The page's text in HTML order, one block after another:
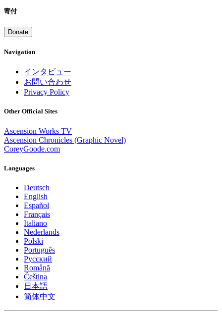
寄付
Donate
Navigation
インタビュー
お問い合わせ
Privacy Policy
Other Official Sites
Ascension Works TV
Ascension Chronicles (Graphic Novel)
CoreyGoode.com
Languages
Deutsch
English
Español
Français
Italiano
Nederlands
Polski
Português
Pусский
Română
Čeština
日本語
简体中文